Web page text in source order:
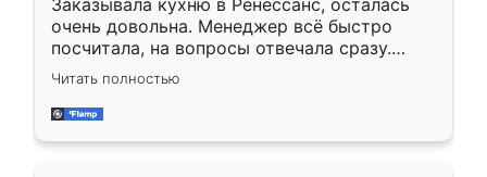
Заказывала кухню в Ренессанс, осталась
очень довольна. Менеджер всё быстро
посчитала, на вопросы отвечала сразу.
Замерщик приехал в субботу, подошёл к
делу со всей ответственностью. Собрали
за день, ребята работали аккуратно, даже
Читать полностью